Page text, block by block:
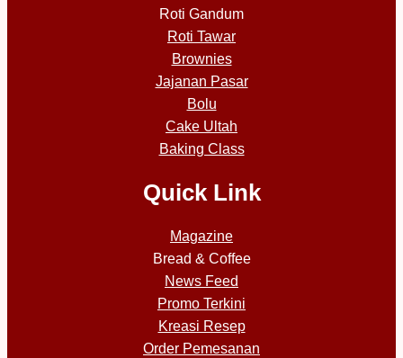
Roti Gandum
Roti Tawar
Brownies
Jajanan Pasar
Bolu
Cake Ultah
Baking Class
Quick Link
Magazine
Bread & Coffee
News Feed
Promo Terkini
Kreasi Resep
Order Pemesanan